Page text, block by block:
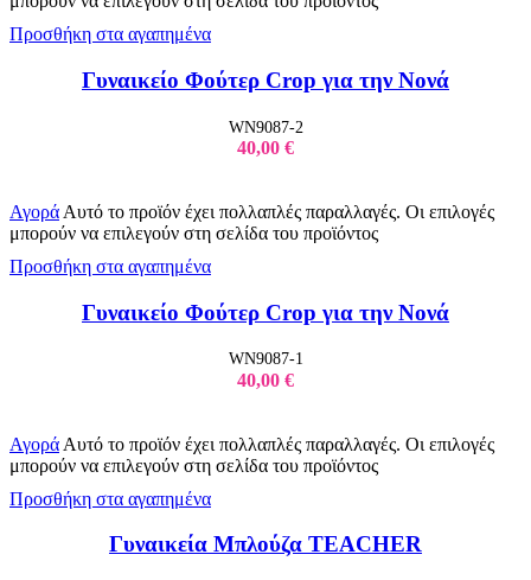
Προσθήκη στα αγαπημένα
Γυναικείo Φούτερ Crop για την Νονά
WN9087-2
40,00 €
Αγορά Αυτό το προϊόν έχει πολλαπλές παραλλαγές. Οι επιλογές
μπορούν να επιλεγούν στη σελίδα του προϊόντος
Προσθήκη στα αγαπημένα
Γυναικείo Φούτερ Crop για την Νονά
WN9087-1
40,00 €
Αγορά Αυτό το προϊόν έχει πολλαπλές παραλλαγές. Οι επιλογές
μπορούν να επιλεγούν στη σελίδα του προϊόντος
Προσθήκη στα αγαπημένα
Γυναικεία Μπλούζα TEACHER